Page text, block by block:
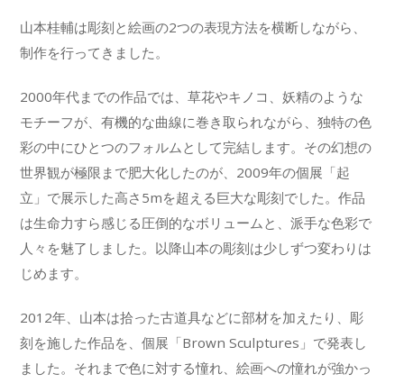
山本桂輔は彫刻と絵画の2つの表現方法を横断しながら、
制作を行ってきました。
2000年代までの作品では、草花やキノコ、妖精のような
モチーフが、有機的な曲線に巻き取られながら、独特の色
彩の中にひとつのフォルムとして完結します。その幻想の
世界観が極限まで肥大化したのが、2009年の個展「起
立」で展示した高さ5mを超える巨大な彫刻でした。作品
は生命力すら感じる圧倒的なボリュームと、派手な色彩で
人々を魅了しました。以降山本の彫刻は少しずつ変わりは
じめます。
2012年、山本は拾った古道具などに部材を加えたり、彫
刻を施した作品を、個展「Brown Sculptures」で発表し
ました。それまで色に対する憧れ、絵画への憧れが強かっ